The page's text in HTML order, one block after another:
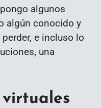
algunos
algún conocido y
e incluso lo
una